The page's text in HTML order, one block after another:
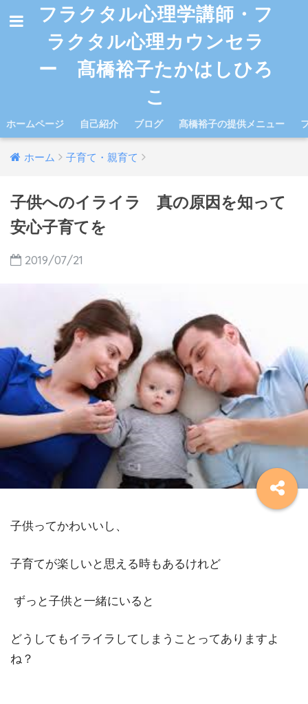
フラクタル心理学講師・フ
ラクタル心理カウンセラ
ー 髙橋裕子たかはしひろ
こ
ホームページ 自己紹介 ブログ 髙橋裕子の提供メニュー
ホーム 子育て・親育て
子供へのイライラ 真の原因を知って
安心子育てを
2019/07/21
子供ってかわいいし、
子育てが楽しいと思える時もあるけれど
ずっと子供と一緒にいると
どうしてもイライラしてしまうことってありますよ
ね？